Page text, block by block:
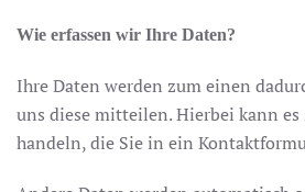
Wie erfassen wir Ihre Daten?
Ihre Daten werden zum einen
uns diese mitteilen. Hierbei kann es
handeln, die Sie in ein